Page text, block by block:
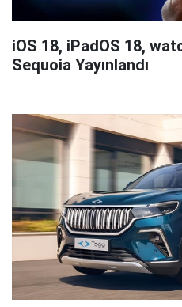
iOS 18, iPadOS 18,
Sequoia Yayınlandı